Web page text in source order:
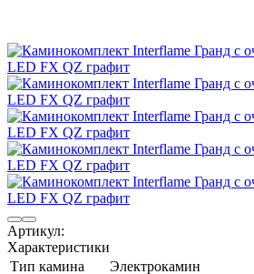
Артикул:
Характеристики
Тип камина
Электрокамин